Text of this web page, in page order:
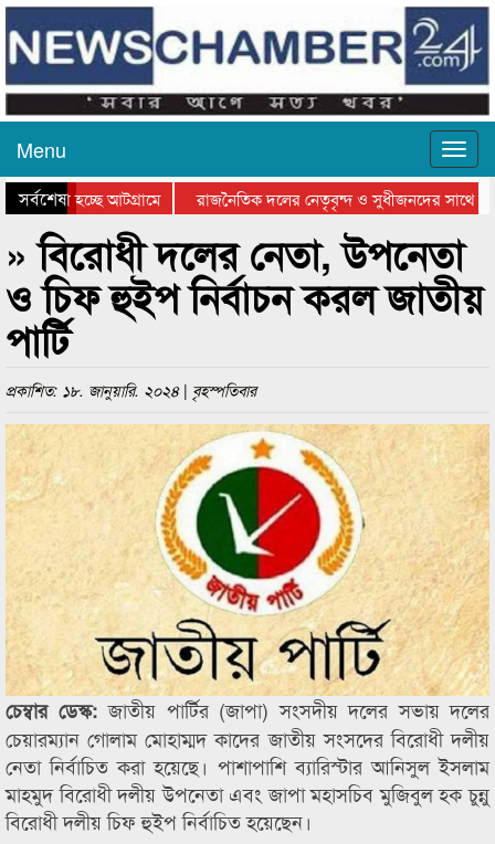
Menu
সর্বশেষহচ্ছে আটগ্রামে
রাজনৈতিক দলের নেতৃবৃন্দ ও সুধীজনদের সাথে
পুরস্কার বিতরণ সম্পন্ন
সিলেটে বাংলাদেশ গ্রুপ থিয়েটার ফেডারেশানের
» বিরোধী দলের নেতা, উপনেতা
ও চিফ হুইপ নির্বাচন করল জাতীয়
পার্টি
প্রকাশিত: ১৮. জানুয়ারি. ২০২৪ | বৃহস্পতিবার
চেম্বার ডেস্ক:জাতীয় পার্টির (জাপা) সংসদীয় দলের সভায় দলের
চেয়ারম্যান গোলাম মোহাম্মদ কাদের জাতীয় সংসদের বিরোধী দলীয়
নেতা নির্বাচিত করা হয়েছে। পাশাপাশি ব্যারিস্টার আনিসুল ইসলাম
মাহমুদ বিরোধী দলীয় উপনেতা এবং জাপা মহাসচিব মুজিবুল হক চুন্নু
বিরোধী দলীয় চিফ হুইপ নির্বাচিত হয়েছেন।